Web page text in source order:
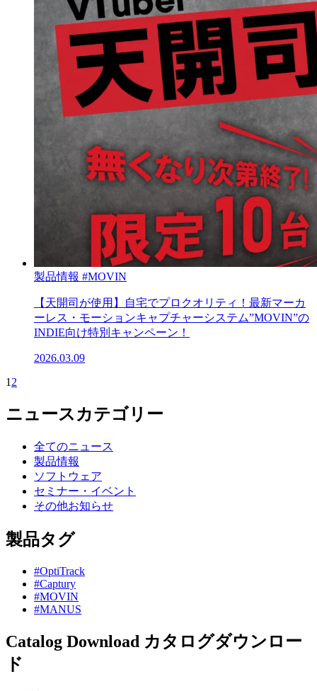
製品情報 #MOVIN
【天開司が使用】自宅でプロクオリティ！最新マーカ
ーレス・モーションキャプチャーシステム”MOVIN”の
INDIE向け特別キャンペーン！
2026.03.09
1 2
ニュースカテゴリー
全てのニュース
製品情報
ソフトウェア
セミナー・イベント
その他お知らせ
製品タグ
#OptiTrack
#Captury
#MOVIN
#MANUS
Catalog Download カタログダウンロー
ド